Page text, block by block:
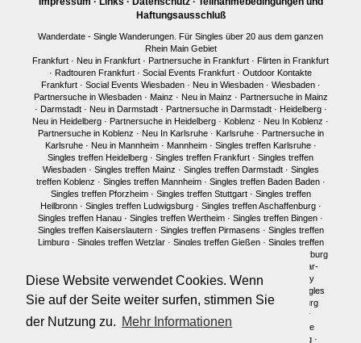
Diese Website verwendet Cookies. Wenn
Sie auf der Seite weiter surfen, stimmen Sie
der Nutzung zu. Mehr Informationen
Haftungsausschluß
Wanderdate - Single Wanderungen. Für Singles über 20 aus dem ganzen
Rhein Main Gebiet
Frankfurt · Neu in Frankfurt · Partnersuche in Frankfurt · Flirten in Frankfurt
· Radtouren Frankfurt · Social Events Frankfurt · Outdoor Kontakte
Frankfurt· Social Events Wiesbaden· Neu in Wiesbaden· Wiesbaden·
Partnersuche in Wiesbaden· Mainz · Neu in Mainz · Partnersuche in Mainz
· Darmstadt· Neu in Darmstadt· Partnersuche in Darmstadt· Heidelberg·
Neu in Heidelberg · Partnersuche in Heidelberg · Koblenz · Neu In Koblenz ·
Partnersuche in Koblenz · Neu In Karlsruhe· Karlsruhe· Partnersuche in
Karlsruhe· Neu in Mannheim· Mannheim· Singles treffen Karlsruhe·
Singles treffen Heidelberg · Singles treffen Frankfurt · Singles treffen
Wiesbaden· Singles treffen Mainz · Singles treffen Darmstadt· Singles
treffen Koblenz · Singles treffen Mannheim· Singles treffen Baden Baden·
Singles treffen Pforzheim· Singles treffen Stuttgart· Singles treffen
Heilbronn· Singles treffen Ludwigsburg· Singles treffen Aschaffenburg·
Singles treffen Hanau · Singles treffen Wertheim · Singles treffen Bingen ·
Singles treffen Kaiserslautern· Singles treffen Pirmasens · Singles treffen
Limburg· Singles treffen Wetzlar· Singles treffen Gießen· Singles treffen
Singles treffen Marburg
Singles treffen Idar-
Oberstein·Neu in München·Singles treffen München·
Single Party
Singles
treffen Berlin ·Single Party Berlin· Singles Berlin ·Singles Regensburg
Single Männer Frankfurt
Single Frauen Frankfurt
Single Männer
Darmstadt· Single Frauen Darmstadt·Single Männer Mainz
Single
Single Frauen Heidelberg ·